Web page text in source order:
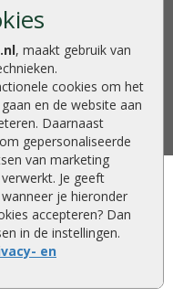
, maakt gebruik van
cookies om het
en de website aan
Daarnaast
gepersonaliseerde
van marketing
Je geeft
je hieronder
accepteren? Dan
in de instellingen.
en